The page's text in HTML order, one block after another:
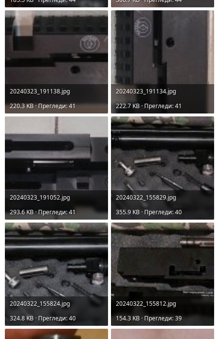
20240323_191138.jpg
220.3 KB · Прегледи: 41
20240323_191134.jpg
222.7 KB · Прегледи: 41
20240323_191052.jpg
293.6 KB · Прегледи: 41
20240322_155829.jpg
355.9 KB · Прегледи: 40
20240322_155824.jpg
324.8 KB · Прегледи: 40
20240322_155812.jpg
154.3 KB · Прегледи: 39